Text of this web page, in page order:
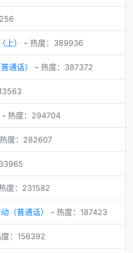
） - 热度：389936
通话） - 热度：387372
- 热度：294704
热度：282607
度：231582
（普通话） - 热度：187423
度：156392